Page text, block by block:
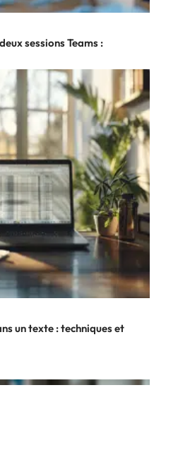
sessions Teams :
un texte : techniques et